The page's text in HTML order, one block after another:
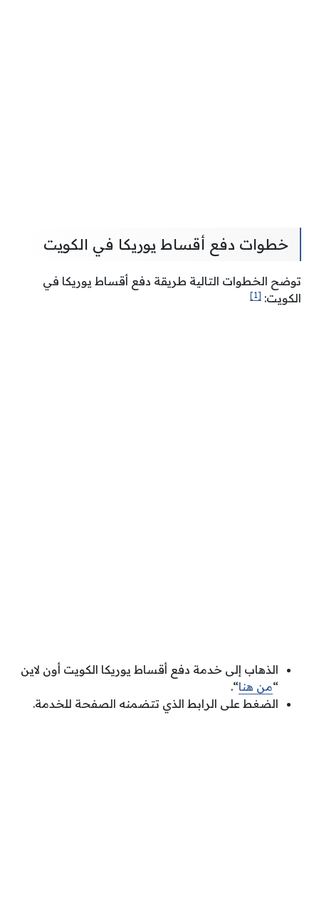
خطوات دفع أقساط يوريكا في الكويت
توضح الخطوات التالية طريقة دفع أقساط يوريكا في
الكويت: [1]
الذهاب إلى خدمة دفع أقساط يوريكا الكويت أون لاين
“من هنا“.
الضغط على الرابط الذي تتضمنه الصفحة للخدمة.